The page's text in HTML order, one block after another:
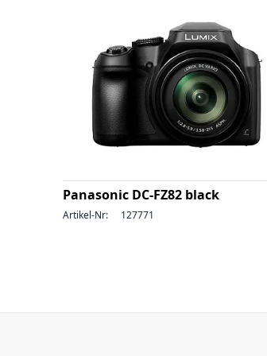
Panasonic DC-FZ82 black
Artikel-Nr: 127771